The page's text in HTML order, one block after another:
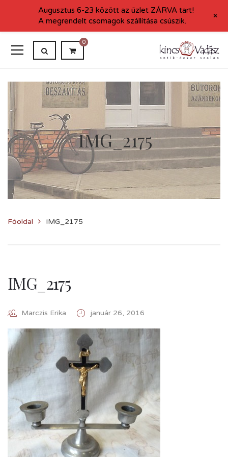
0
IMG_2175
Főoldal IMG_2175
IMG_2175
Marczis Erika január 26, 2016
Augusztus 6-23 között az üzlet ZÁRVA tart!
A megrendelt csomagok szállítása csúszik.
+